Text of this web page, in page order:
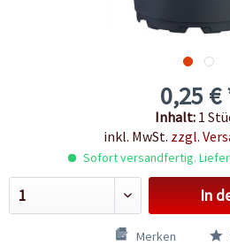
0,25 €
Inhalt: 1
inkl. MwSt. zzgl.
Sofort versandfertig.
In
Merken